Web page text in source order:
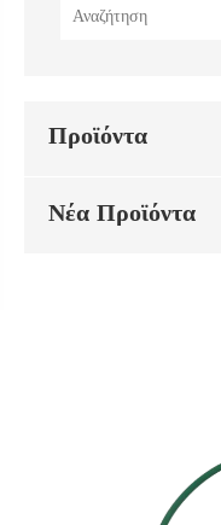
Προϊόντα
Νέα Προϊόντα